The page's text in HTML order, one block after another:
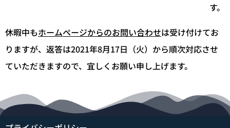
す。
休暇中もホームページからのお問い合わせは受け付けてお
りますが、返答は2021年8月17日（火）から順次対応させ
ていただきますので、宜しくお願い申し上げます。